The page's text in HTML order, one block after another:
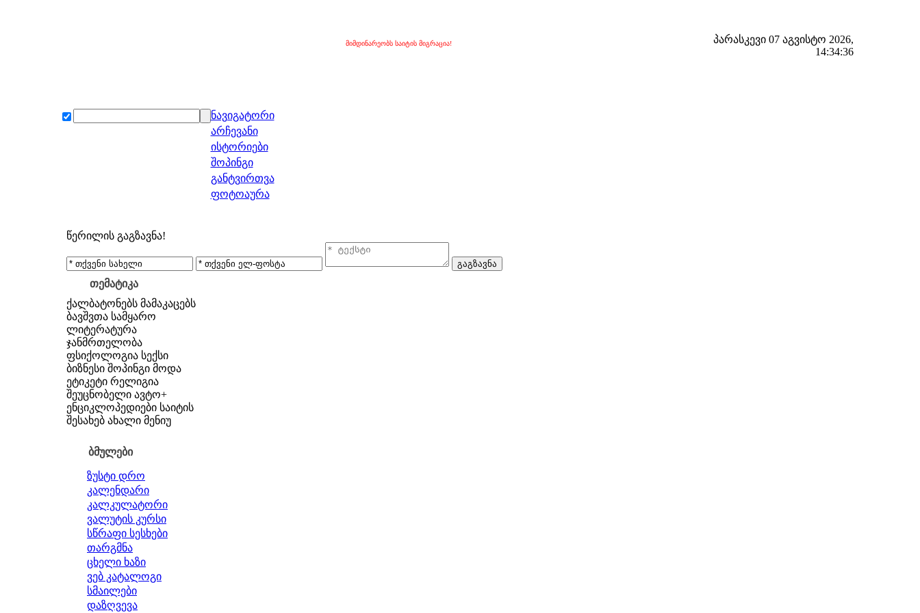
მიმდინარეობს საიტის მიგრაცია!
პარასკევი 07 აგვისტო 2026,
14:34:37
ნავიგატორი
არჩევანი
ისტორიები
შოპინგი
განტვირთვა
ფოტოაურა
წერილის გაგზავნა!
თემატიკა
ქალბატონებს მამაკაცებს
ბავშვთა სამყარო
ლიტერატურა
ჯანმრთელობა
ფსიქოლოგია სექსი
ბიზნესი შოპინგი მოდა
ეტიკეტი რელიგია
შეუცნობელი ავტო+
ენციკლოპედიები საიტის
შესახებ ახალი მენიუ
ბმულები
ზუსტი დრო
კალენდარი
კალკულატორი
ვალუტის კურსი
სწრაფი სესხები
თარგმნა
ცხელი ხაზი
ვებ კატალოგი
სმაილები
დაზღვევა